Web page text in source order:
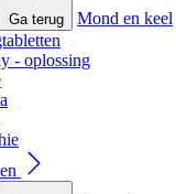
Ga terug
Mond en keel
- oplossing